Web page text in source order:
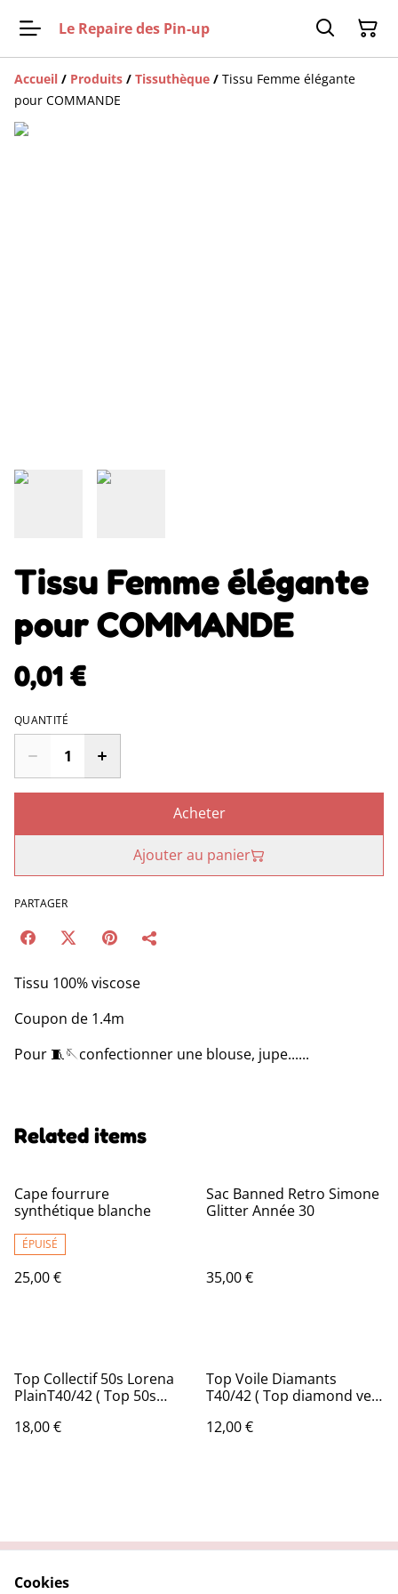
Le Repaire des Pin-up
Accueil / Produits / Tissuthèque / Tissu Femme élégante
pour COMMANDE
Tissu Femme élégante
pour COMMANDE
0,01 €
QUANTITÉ
Acheter
Ajouter au panier
PARTAGER
Tissu 100% viscose
Coupon de 1.4m
Pour 🧵🪡confectionner une blouse, jupe......
Related items
Cape fourrure
synthétique blanche
ÉPUISÉ
25,00 €
Sac Banned Retro Simone
Glitter Année 30
35,00 €
Top Collectif 50s Lorena
PlainT40/42 ( Top 50s
Collectif brand size 12/14 )
18,00 €
Top Voile Diamants
T40/42 ( Top diamond veil
12,00 €
Cookies